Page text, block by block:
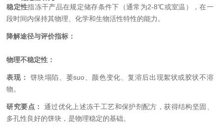
稳定性指冻干产品在规定储存条件下（通常为2-8℃或室温），在一
段时间内保持其物理、化学和生物活性特性的能力。
降解途径与评价指标：
物理不稳定性：
表现：
饼块塌陷、萎suo、颜色变化、复溶后出现絮状或胶状不溶
物。
研究要点：
通过优化上述冻干工艺和保护剂配方，获得结构坚固、
多孔性良好的饼块，是物理稳定的基础。